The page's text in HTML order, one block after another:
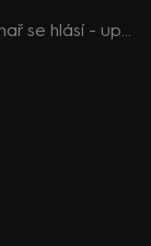
Inkognito (12) - Jakub Prachař se hlásí - upoutávka